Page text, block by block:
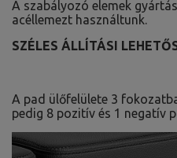
A szabályozó elemek
acéllemezt használtunk.
SZÉLES ÁLLÍTÁSI
A pad ülőfelülete 3
pedig 8 pozitív és 1 negatív